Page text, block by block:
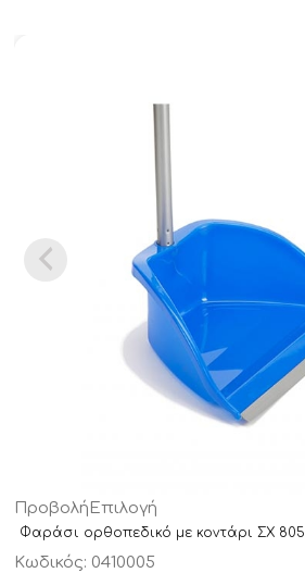
Προβολή Επιλογή
Φαράσι ορθοπεδικό με κοντάρι ΣΧ 805
Κωδικός: 0410005